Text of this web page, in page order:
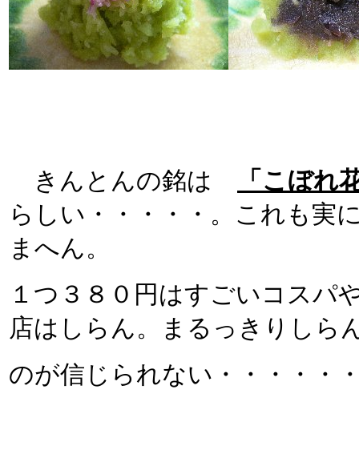
きんとんの銘は
「こぼれ
らしい・・・・・。これも実
まへん。
１つ３８０円はすごいコスパ
店はしらん。まるっきりしら
のが信じられない・・・・・